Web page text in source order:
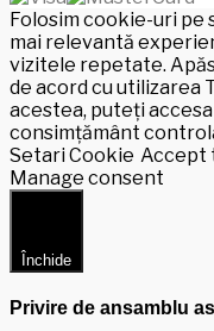
Folosim cookie-uri pe
mai relevantă
vizitele repetate.
de acord cu utilizarea
acestea, puteți
consimțământ
Setari Cookie Accept
Manage consent
Închide
Privire de ansamblu